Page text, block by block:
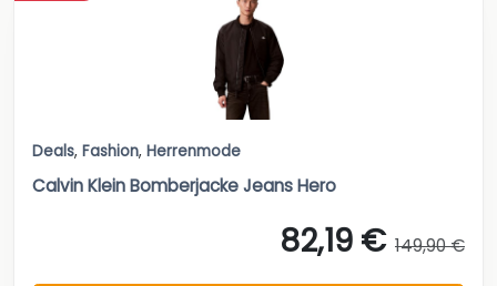
Deals, Fashion, Herrenmode
Calvin Klein Bomberjacke Jeans Hero
82,19 € 149,90 €